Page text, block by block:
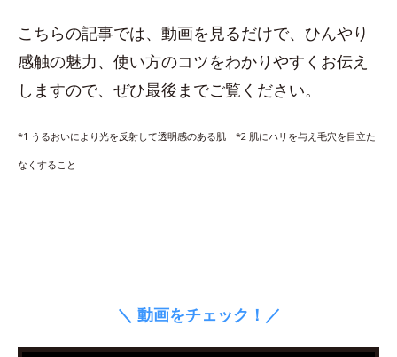
こちらの記事では、動画を見るだけで、ひんやり
感触の魅力、使い方のコツをわかりやすくお伝え
しますので、ぜひ最後までご覧ください。
*1 うるおいにより光を反射して透明感のある肌 *2 肌にハリを与え毛穴を目立た
なくすること
＼ 動画をチェック！／